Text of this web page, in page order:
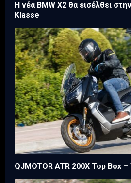
Η νέα BMW X2 θα εισέλθει
Klasse
QJMOTOR ATR 200X Top Box